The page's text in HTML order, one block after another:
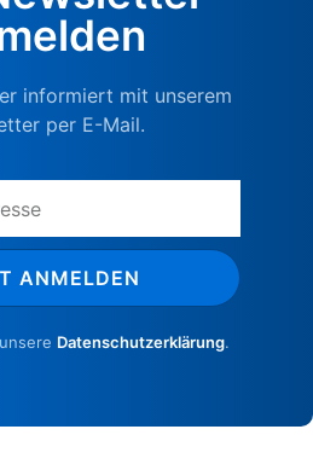
informiert mit unserem
per E-Mail.
ANMELDEN
Datenschutzerklärung.